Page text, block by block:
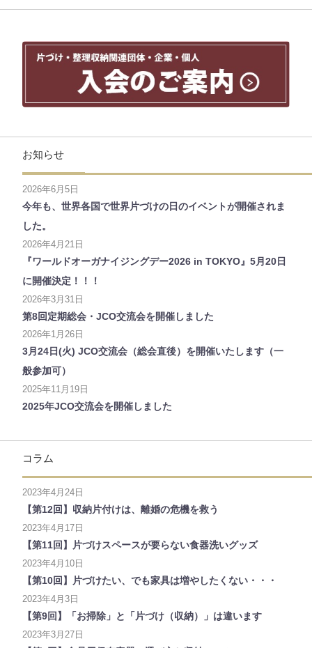
お知らせ
2026年6月5日
今年も、世界各国で世界片づけの日のイベントが開催されま
した。
2026年4月21日
『ワールドオーガナイジングデー2026 in TOKYO』5月20日
に開催決定！！！
2026年3月31日
第8回定期総会・JCO交流会を開催しました
2026年1月26日
3月24日(火) JCO交流会（総会直後）を開催いたします（一
般参加可）
2025年11月19日
2025年JCO交流会を開催しました
コラム
2023年4月24日
【第12回】収納片付けは、離婚の危機を救う
2023年4月17日
【第11回】片づけスペースが要らない食器洗いグッズ
2023年4月10日
【第10回】片づけたい、でも家具は増やしたくない・・・
2023年4月3日
【第9回】「お掃除」と「片づけ（収納）」は違います
2023年3月27日